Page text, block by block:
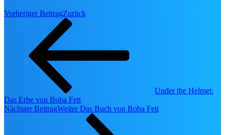
DISNEYLAND PARIS
Vorheriger BeitragZurück
Under the Helmet:
Das Erbe von Boba Fett
Nächster BeitragWeiter Das Buch von Boba Fett